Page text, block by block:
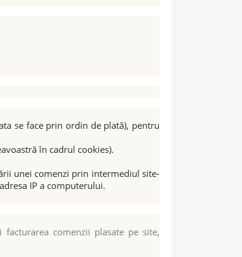
se face prin ordin de plată), pentru
în cadrul cookies).
unei comenzi prin intermediul site-
IP a computerului.
facturarea comenzii plasate pe site,